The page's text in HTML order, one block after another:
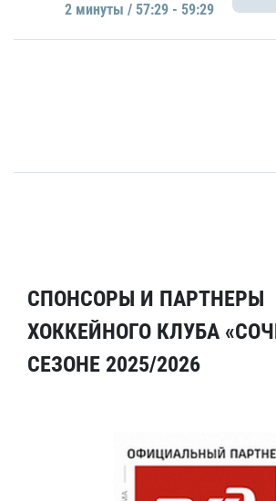
2 минуты / 57:29 - 59:29
СПОНСОРЫ И ПАРТНЕРЫ
ХОККЕЙНОГО КЛУБА
СЕЗОНЕ 2025/2026